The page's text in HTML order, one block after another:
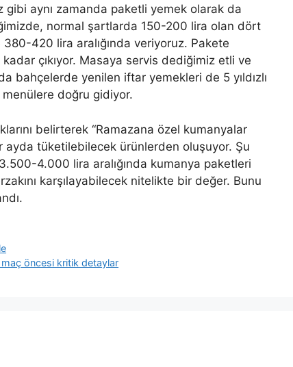
aynı zamanda paketli yemek olarak da
normal şartlarda 150-200 lira olan dört
420 lira aralığında veriyoruz. Pakete
çıkıyor. Masaya servis dediğimiz etli ve
bahçelerde yenilen iftar yemekleri de 5 yıldızlı
doğru gidiyor.
belirterek “Ramazana özel kumanyalar
tüketilebilecek ürünlerden oluşuyor. Şu
4.000 lira aralığında kumanya paketleri
karşılayabilecek nitelikte bir değer. Bunu
öncesi kritik detaylar